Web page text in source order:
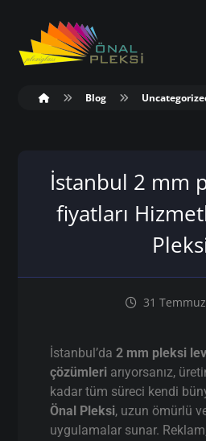
Blog
İstanbul 2 mm
fiyatları
31
İstanbul’da2 mm pleksi
çözümleri arıyorsanız,
kadar tüm süreci kendi
Önal Pleksi, uzun ömürlü
uygulamalar sunar.